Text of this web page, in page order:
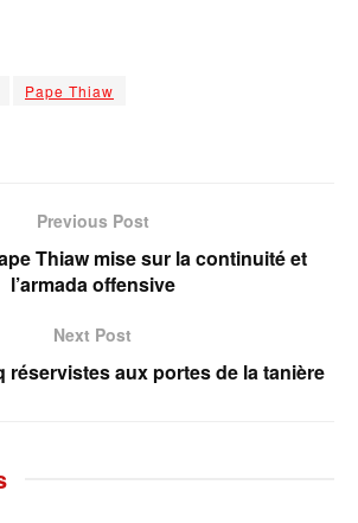
Pape Thiaw
Previous Post
Thiaw mise sur la continuité et
l’armada offensive
Next Post
réservistes aux portes de la tanière